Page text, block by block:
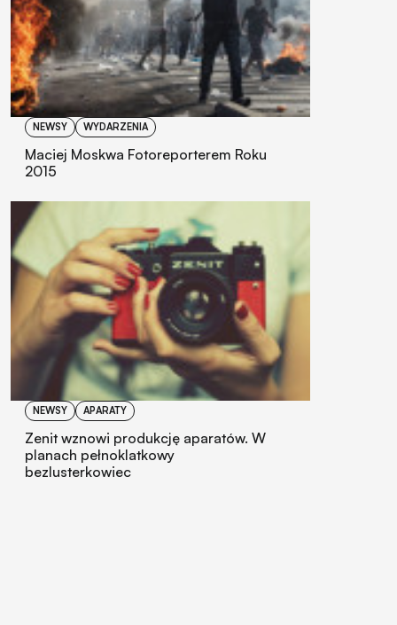
NEWSY WYDARZENIA
Maciej Moskwa Fotoreporterem Roku
2015
NEWSY APARATY
Zenit wznowi produkcję aparatów. W
planach pełnoklatkowy
bezlusterkowiec